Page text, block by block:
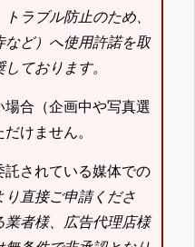
トラブル防止のため、
など）へ使用許諾を取
ております。
合（企画中や写真選
けません。
されている媒体での
り直接ご申請くださ
業者様、広告代理店様